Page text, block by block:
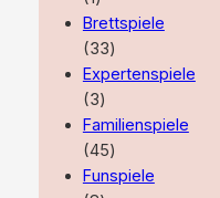
Produkt
Brettspiele
3333
Produkte
Expertenspiele
33
Produkte
Familienspiele
4545
Produkte
Funspiele